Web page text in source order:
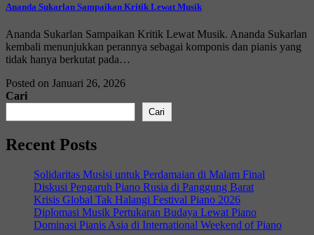
Ananda Sukarlan Sampaikan Kritik Lewat Musik
Ananda Sukarlan Sampaikan Kritik Lewat Musik. Ananda Sukarlan
kembali menunjukkan perannya sebagai komponis dan pianis yang
tidak hanya berkutat pada…
Posted on Januari 26, 2026
Cari
Cari
Recent Posts
Solidaritas Musisi untuk Perdamaian di Malam Final
Diskusi Pengaruh Piano Rusia di Panggung Barat
Krisis Global Tak Halangi Festival Piano 2026
Diplomasi Musik Pertukaran Budaya Lewat Piano
Dominasi Pianis Asia di International Weekend of Piano